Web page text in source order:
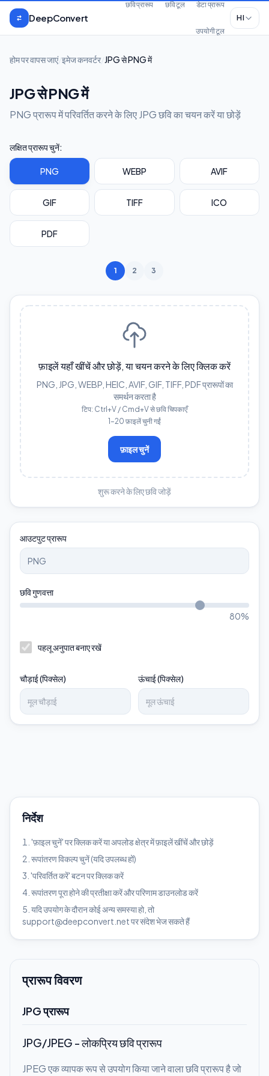
मुख्य सामग्री पर जाएँ
DeepConvert
छवि प्रारूप छवि टूल डेटा प्रारूप
उपयोगी टूल
HI
होम पर वापस जाएं/ इमेज कनवर्टर JPG से PNG में
JPG से PNG में
PNG प्रारूप में परिवर्तित करने के लिए JPG छवि का चयन करें या छोड़ें
लक्षित प्रारूप चुनें:
PNG WEBP AVIF
GIF TIFF ICO
PDF
1 2 3
फ़ाइलें यहाँ खींचें और छोड़ें, या चयन करने के लिए क्लिक करें
PNG, JPG, WEBP, HEIC, AVIF, GIF, TIFF, PDF प्रारूपों का
समर्थन करता है
टिप: Ctrl+V / Cmd+V से छवि चिपकाएँ
1–20 फ़ाइलें चुनी गईं
फ़ाइल चुनें
शुरू करने के लिए छवि जोड़ें
आउटपुट प्रारूप
छवि गुणवत्ता
80%
पहलू अनुपात बनाए रखें
चौड़ाई (पिक्सेल) ऊंचाई (पिक्सेल)
निर्देश
'फ़ाइल चुनें' पर क्लिक करें या अपलोड क्षेत्र में फ़ाइलें खींचें और छोड़ें
रूपांतरण विकल्प चुनें (यदि उपलब्ध हों)
'परिवर्तित करें' बटन पर क्लिक करें
रूपांतरण पूरा होने की प्रतीक्षा करें और परिणाम डाउनलोड करें
यदि उपयोग के दौरान कोई अन्य समस्या हो, तो
support@deepconvert.net पर संदेश भेज सकते हैं
प्रारूप विवरण
JPG प्रारूप
JPG/JPEG - लोकप्रिय छवि प्रारूप
JPEG एक व्यापक रूप से उपयोग किया जाने वाला छवि प्रारूप है जो